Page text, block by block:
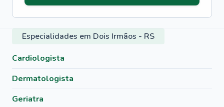
Especialidades em Dois Irmãos - RS
Cardiologista
Dermatologista
Geriatra